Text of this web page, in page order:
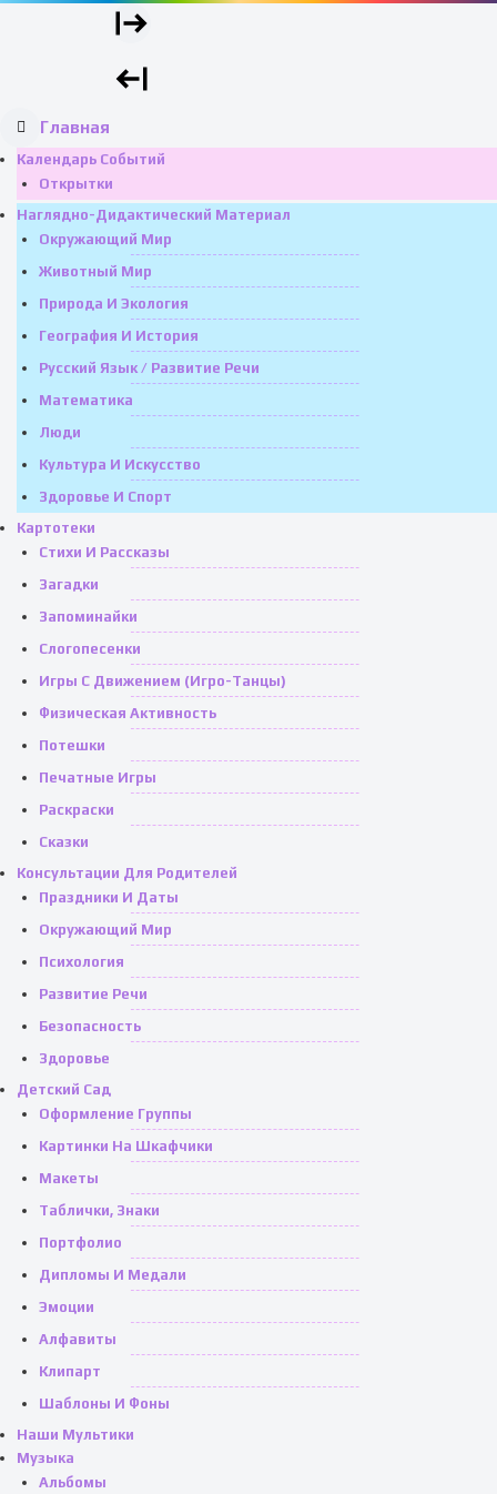
Главная
Календарь Событий
Открытки
Наглядно-Дидактический Материал
Окружающий Мир
Животный Мир
Природа И Экология
География И История
Русский Язык / Развитие Речи
Математика
Люди
Культура И Искусство
Здоровье И Спорт
Картотеки
Стихи И Рассказы
Загадки
Запоминайки
Слогопесенки
Игры С Движением (игро-Танцы)
Физическая Активность
Потешки
Печатные Игры
Раскраски
Сказки
Консультации Для Родителей
Праздники И Даты
Окружающий Мир
Психология
Развитие Речи
Безопасность
Здоровье
Детский Сад
Оформление Группы
Картинки На Шкафчики
Макеты
Таблички, Знаки
Портфолио
Дипломы И Медали
Эмоции
Алфавиты
Клипарт
Шаблоны И Фоны
Наши Мультики
Музыка
Альбомы